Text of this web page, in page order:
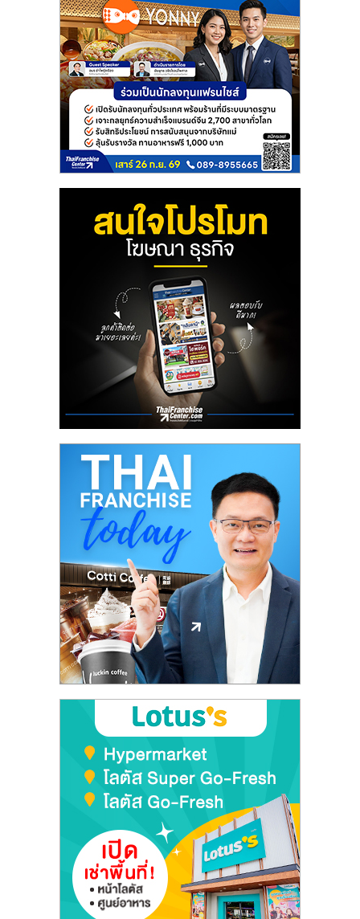
ไชส์
ขาย
หน้า
บ้าน
ลงทุน
ปรึกษา
การ
ลงทุน
และ
ขยาย
ไชส์,